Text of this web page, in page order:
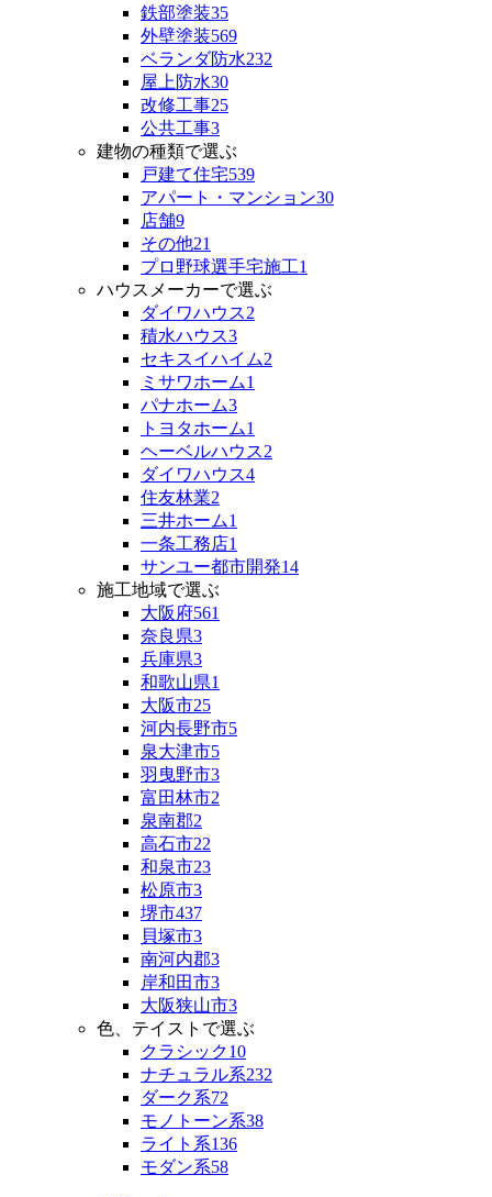
鉄部塗装35
外壁塗装569
ベランダ防水232
屋上防水30
改修工事25
公共工事3
建物の種類で選ぶ
戸建て住宅539
アパート・マンション30
店舗9
その他21
プロ野球選手宅施工1
ハウスメーカーで選ぶ
ダイワハウス2
積水ハウス3
セキスイハイム2
ミサワホーム1
パナホーム3
トヨタホーム1
ヘーベルハウス2
ダイワハウス4
住友林業2
三井ホーム1
一条工務店1
サンユー都市開発14
施工地域で選ぶ
大阪府561
奈良県3
兵庫県3
和歌山県1
大阪市25
河内長野市5
泉大津市5
羽曳野市3
富田林市2
泉南郡2
高石市22
和泉市23
松原市3
堺市437
貝塚市3
南河内郡3
岸和田市3
大阪狭山市3
色、テイストで選ぶ
クラシック10
ナチュラル系232
ダーク系72
モノトーン系38
ライト系136
モダン系58